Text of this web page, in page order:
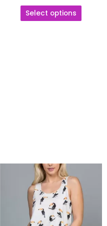
Select options
a